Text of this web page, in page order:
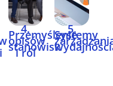
4.
Przemyślenie
opisów
stanowisk
i ról
5.
Systemy